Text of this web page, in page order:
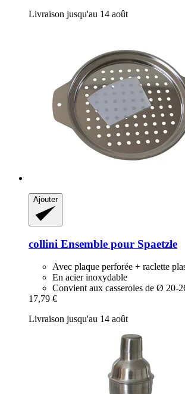
Livraison jusqu'au 14 août
Ajouter
collini Ensemble pour Spaetzle
Avec plaque perforée + raclette
En acier inoxydable
Convient aux casseroles de Ø 20-
17,79 €
Livraison jusqu'au 14 août